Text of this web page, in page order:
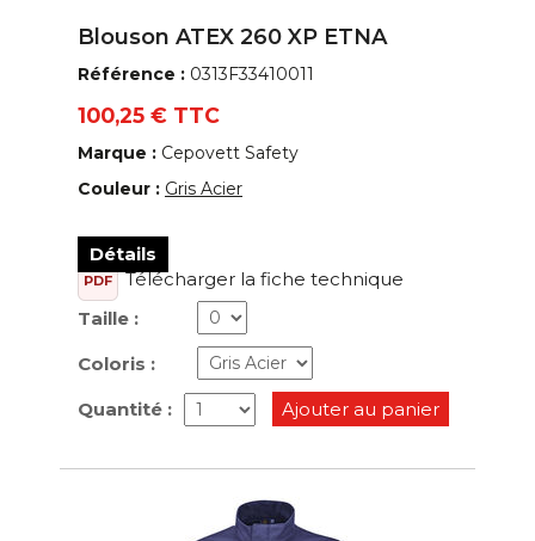
Blouson ATEX 260 XP ETNA
Référence : 0313F33410011
100,25 € TTC
Marque : Cepovett Safety
Couleur : Gris Acier
Détails
PDF
Télécharger la fiche technique
Taille :
Coloris :
Quantité : Ajouter au panier